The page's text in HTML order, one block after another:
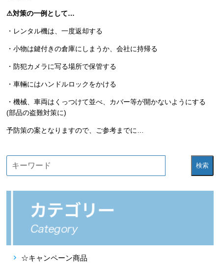
⚠対策の一例として…
・レンタル機は、一度返却する
・小物は鍵付きの倉庫にしまうか、会社に持帰る
・防犯カメラに写る場所で保管する
・車輛にはハンドルロックをかける
・機械、車両はくっつけて並べ、カバー等が開かないようにする
(部品の盗難対策に)
予防策の案となりますので、ご参考までに…
検索
☆キャンペーン商品